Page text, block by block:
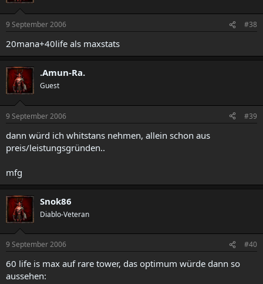
9 September 2006 #38
20mana+40life als maxstats
.Amun-Ra.
Guest
9 September 2006 #39
dann würd ich whitstans nehmen, allein schon aus
preis/leistungsgründen..
mfg
Snok86
Diablo-Veteran
9 September 2006 #40
60 life is max auf rare tower, das optimum würde dann so
aussehen: